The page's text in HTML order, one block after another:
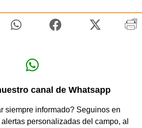
canal de Whatsapp
siempre informado? Seguinos en
personalizadas del campo, al